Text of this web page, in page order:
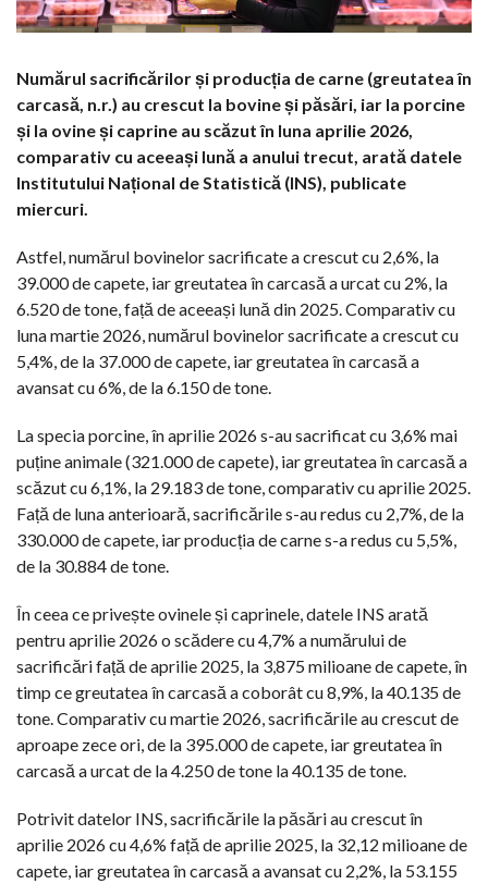
Numărul sacrificărilor și producția de carne (greutatea în
carcasă, n.r.) au crescut la bovine și păsări, iar la porcine
și la ovine și caprine au scăzut în luna aprilie 2026,
comparativ cu aceeași lună a anului trecut, arată datele
Institutului Național de Statistică (INS), publicate
miercuri.
Astfel, numărul bovinelor sacrificate a crescut cu 2,6%, la
39.000 de capete, iar greutatea în carcasă a urcat cu 2%, la
6.520 de tone, față de aceeași lună din 2025. Comparativ cu
luna martie 2026, numărul bovinelor sacrificate a crescut cu
5,4%, de la 37.000 de capete, iar greutatea în carcasă a
avansat cu 6%, de la 6.150 de tone.
La specia porcine, în aprilie 2026 s-au sacrificat cu 3,6% mai
puține animale (321.000 de capete), iar greutatea în carcasă a
scăzut cu 6,1%, la 29.183 de tone, comparativ cu aprilie 2025.
Față de luna anterioară, sacrificările s-au redus cu 2,7%, de la
330.000 de capete, iar producția de carne s-a redus cu 5,5%,
de la 30.884 de tone.
În ceea ce privește ovinele și caprinele, datele INS arată
pentru aprilie 2026 o scădere cu 4,7% a numărului de
sacrificări față de aprilie 2025, la 3,875 milioane de capete, în
timp ce greutatea în carcasă a coborât cu 8,9%, la 40.135 de
tone. Comparativ cu martie 2026, sacrificările au crescut de
aproape zece ori, de la 395.000 de capete, iar greutatea în
carcasă a urcat de la 4.250 de tone la 40.135 de tone.
Potrivit datelor INS, sacrificările la păsări au crescut în
aprilie 2026 cu 4,6% față de aprilie 2025, la 32,12 milioane de
capete, iar greutatea în carcasă a avansat cu 2,2%, la 53.155